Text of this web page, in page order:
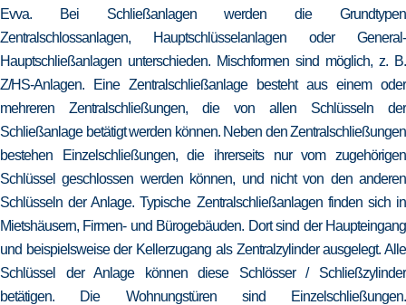
Evva. Bei Schließanlagen werden die Grundtypen
Zentralschlossanlagen, Hauptschlüsselanlagen oder General-
Hauptschließanlagen unterschieden. Mischformen sind möglich, z. B.
Z/HS-Anlagen. Eine Zentralschließanlage besteht aus einem oder
mehreren Zentralschließungen, die von allen Schlüsseln der
Schließanlage betätigt werden können. Neben den Zentralschließungen
bestehen Einzelschließungen, die ihrerseits nur vom zugehörigen
Schlüssel geschlossen werden können, und nicht von den anderen
Schlüsseln der Anlage. Typische Zentralschließanlagen finden sich in
Mietshäusern, Firmen- und Bürogebäuden. Dort sind der Haupteingang
und beispielsweise der Kellerzugang als Zentralzylinder ausgelegt. Alle
Schlüssel der Anlage können diese Schlösser / Schließzylinder
betätigen. Die Wohnungstüren sind Einzelschließungen.